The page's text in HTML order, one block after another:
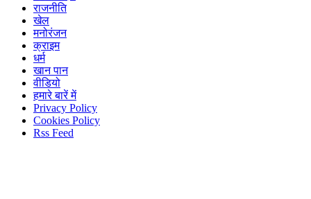
राजनीति
खेल
मनोरंजन
क्राइम
धर्म
खान पान
वीडियो
हमारे बारें में
Privacy Policy
Cookies Policy
Rss Feed